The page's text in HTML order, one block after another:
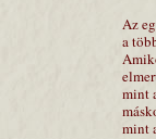
Az
a
mint
mint